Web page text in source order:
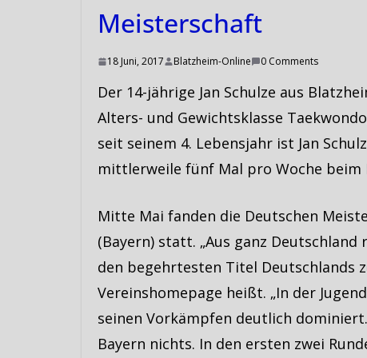
Meisterschaft
18 Juni, 2017 Blatzheim-Online 0 Comments
Der 14-jährige Jan Schulze aus
Alters- und Gewichtsklasse
seit seinem 4. Lebensjahr ist Jan
mittlerweile fünf Mal pro Woche beim
Mitte Mai fanden die Deutschen
(Bayern) statt. „Aus ganz
den begehrtesten Titel Deutschlands
Vereinshomepage heißt. „In der
seinen Vorkämpfen deutlich
Bayern nichts. In den ersten zwei